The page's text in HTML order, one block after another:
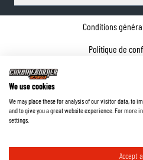
Conditions
Politique de
©2026ChromeBurner -
We use cookies
We may place these for analysis of our visitor data, to
and to give you a great website experience. For more
settings.
Accept